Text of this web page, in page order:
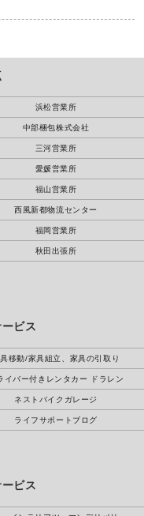
浜松営業所
中部梱包株式会社
三河営業所
愛媛営業所
福山営業所
西風新都物流センター
福岡営業所
秋田出張所
ビス
移動/家具組立、家具の引取り
イバー付きレンタカー ドラレン
ネストバイクガレージ
ライフサポートブログ
ビス